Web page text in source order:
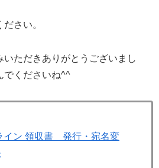
さい。
ただきありがとうございまし
でくださいね^^
イン 領収書 発行・宛名変